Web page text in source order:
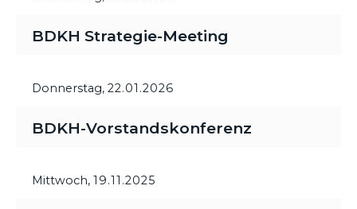
BDKH Strategie-Meeting
Donnerstag, 22.01.2026
BDKH-Vorstandskonferenz
Mittwoch, 19.11.2025